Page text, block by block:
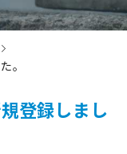
。
登録しまし